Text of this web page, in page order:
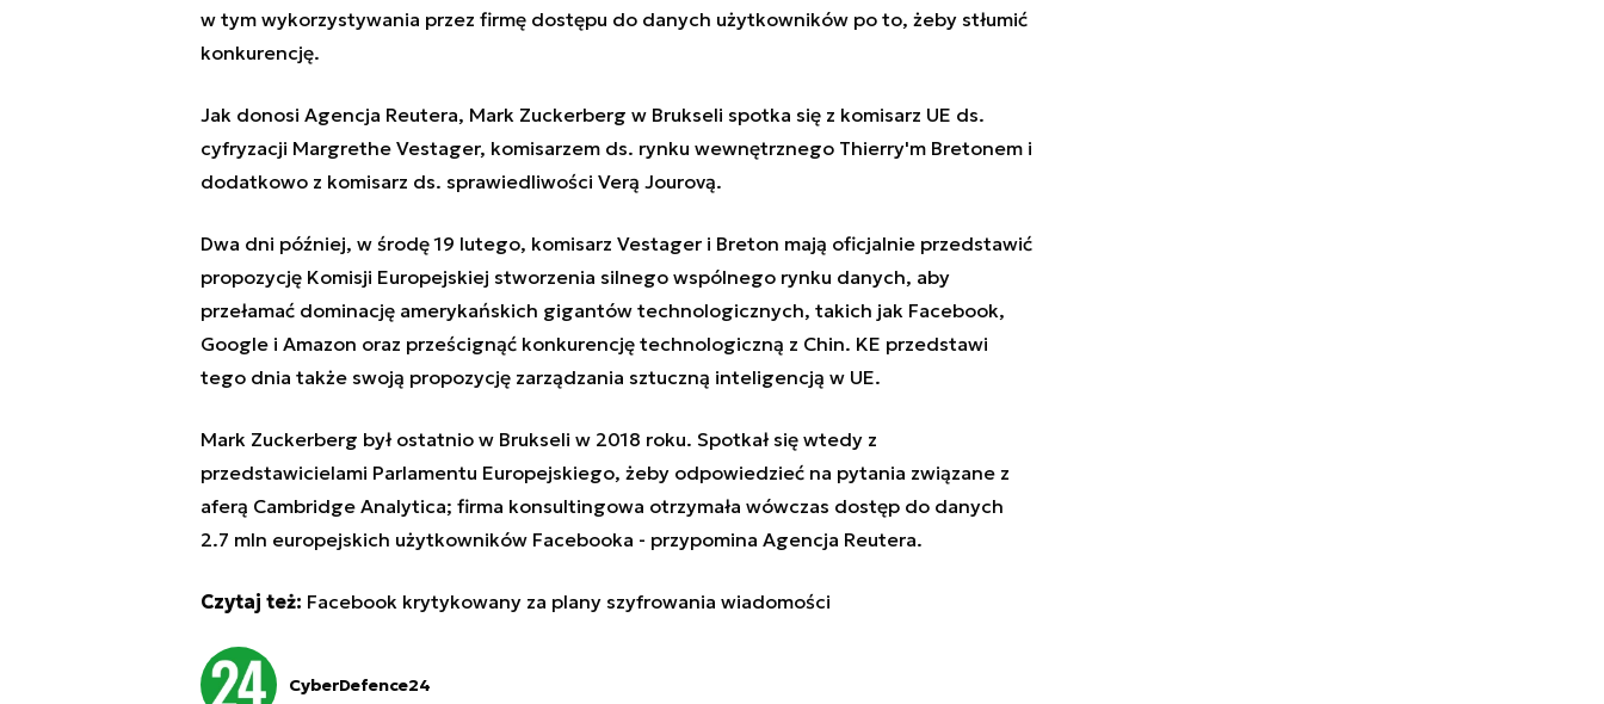
w tym wykorzystywania przez firmę dostępu do danych użytkowników po to, żeby stłumić
konkurencję.
Jak donosi Agencja Reutera, Mark Zuckerberg w Brukseli spotka się z komisarz UE ds.
cyfryzacji Margrethe Vestager, komisarzem ds. rynku wewnętrznego Thierry'm Bretonem i
dodatkowo z komisarz ds. sprawiedliwości Verą Jourovą.
Dwa dni później, w środę 19 lutego, komisarz Vestager i Breton mają oficjalnie przedstawić
propozycję Komisji Europejskiej stworzenia silnego wspólnego rynku danych, aby
przełamać dominację amerykańskich gigantów technologicznych, takich jak Facebook,
Google i Amazon oraz prześcignąć konkurencję technologiczną z Chin. KE przedstawi
tego dnia także swoją propozycję zarządzania sztuczną inteligencją w UE.
Mark Zuckerberg był ostatnio w Brukseli w 2018 roku. Spotkał się wtedy z
przedstawicielami Parlamentu Europejskiego, żeby odpowiedzieć na pytania związane z
aferą Cambridge Analytica; firma konsultingowa otrzymała wówczas dostęp do danych
2.7 mln europejskich użytkowników Facebooka - przypomina Agencja Reutera.
Czytaj też: Facebook krytykowany za plany szyfrowania wiadomości
CyberDefence24